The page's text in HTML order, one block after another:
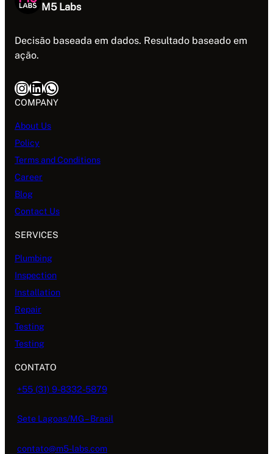
M5 Labs
Decisão baseada em dados. Resultado baseado em
ação.
InstagramLinkedIn WhatsApp
COMPANY
About Us
Policy
Terms and Conditions
Career
Blog
Contact Us
SERVICES
Plumbing
Inspection
Installation
Repair
Testing
Testing
CONTATO
+55 (31) 9-8332-5879
Sete Lagoas/MG – Brasil
contato@m5-labs.com